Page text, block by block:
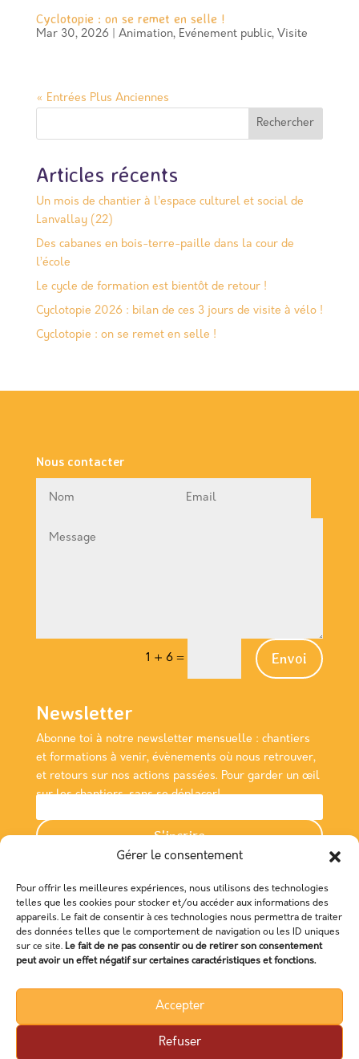
Gérer le consentement
Pour offrir les meilleures expériences, nous utilisons des technologies
telles que les cookies pour stocker et/ou accéder aux informations des
appareils. Le fait de consentir à ces technologies nous permettra de traiter
des données telles que le comportement de navigation ou les ID uniques
sur ce site. Le fait de ne pas consentir ou de retirer son consentement
peut avoir un effet négatif sur certaines caractéristiques et fonctions.
Accepter
Refuser
Cyclotopie : on se remet en selle !
Mar 30, 2026| Animation, Evénement public, Visite
« Entrées Plus Anciennes
Rechercher
Articles récents
Un mois de chantier à l’espace culturel et social de
Lanvallay (22)
Des cabanes en bois-terre-paille dans la cour de
l’école
Le cycle de formation est bientôt de retour !
Cyclotopie 2026 : bilan de ces 3 jours de visite à vélo !
Cyclotopie : on se remet en selle !
Nous contacter
1 + 6 = Envoi
Newsletter
Abonne toi à notre newsletter mensuelle : chantiers
et formations à venir, évènements où nous retrouver,
et retours sur nos actions passées. Pour garder un œil
sur les chantiers, sans se déplacer!
S'incrire
Nous rencontrer
Association Empreinte
Maison de la Consommation et de l'Environnement
48 Boulevard Magenta,